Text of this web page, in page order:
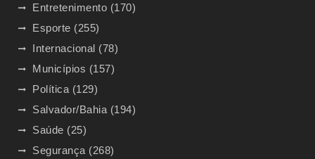
Entretenimento (170)
Esporte (255)
Internacional (78)
Municípios (157)
Política (129)
Salvador/Bahia (194)
Saúde (25)
Segurança (268)